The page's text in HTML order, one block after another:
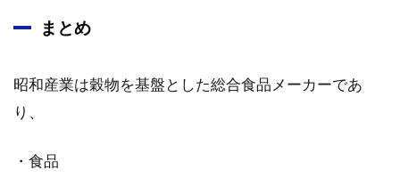
まとめ
昭和産業は穀物を基盤とした総合食品メーカーであ
り、
・食品